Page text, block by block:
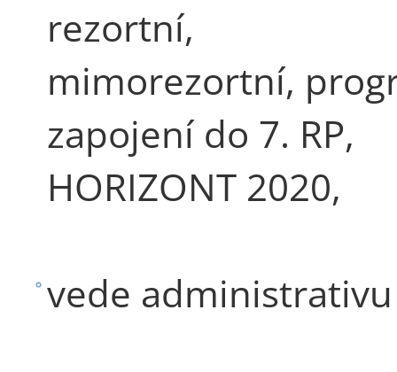
rezortní,
mimorezortní,
zapojení do 7. RP,
HORIZONT 2020,
vede